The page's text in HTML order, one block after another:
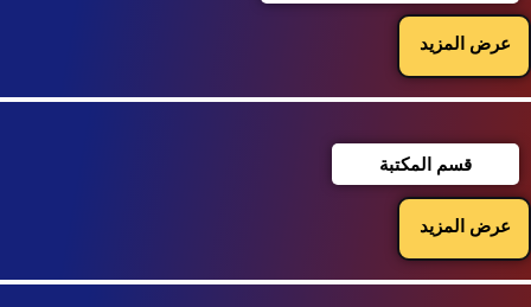
عرض المزيد
قسم المكتبة
عرض المزيد